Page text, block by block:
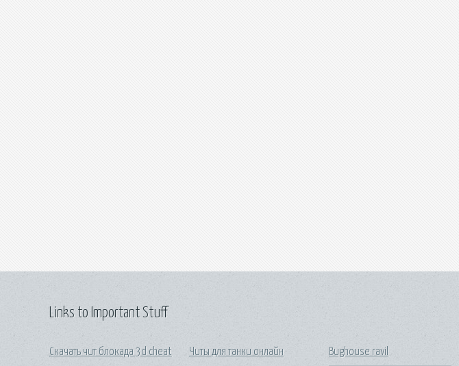
Links to Important Stuff
Скачать чит блокада 3d cheat Читы для танки онлайн Bughouse ravil